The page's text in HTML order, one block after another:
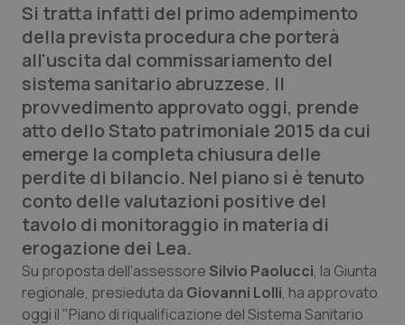
Edizioni Regionali
QS Pro
Professionisti Sanitari.AI
Abruzzo
Basilicata
Calabria
Campania
QS Pro Gold
Artrite & artrosi
Asma & BPCO
Car-T
QS Club Newsletter
Si tratta infatti del primo adempimento
della prevista procedura che porterà
all'uscita dal commissariamento del
sistema sanitario abruzzese. Il
provvedimento approvato oggi, prende
atto dello Stato patrimoniale 2015 da cui
emerge la completa chiusura delle
perdite di bilancio. Nel piano si è tenuto
conto delle valutazioni positive del
tavolo di monitoraggio in materia di
erogazione dei Lea.
Su proposta dell'assessore Silvio Paolucci, la Giunta
regionale, presieduta da Giovanni Lolli, ha approvato
oggi il "Piano di riqualificazione del Sistema Sanitario